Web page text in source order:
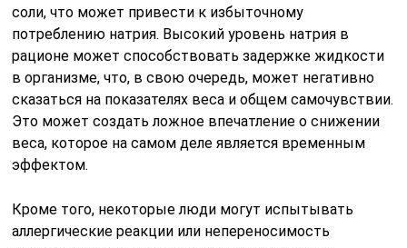
соли, что может привести к избыточному
потреблению натрия. Высокий уровень натрия в
рационе может способствовать задержке жидкости
в организме, что, в свою очередь, может негативно
сказаться на показателях веса и общем самочувствии.
Это может создать ложное впечатление о снижении
веса, которое на самом деле является временным
эффектом.
Кроме того, некоторые люди могут испытывать
аллергические реакции или непереносимость